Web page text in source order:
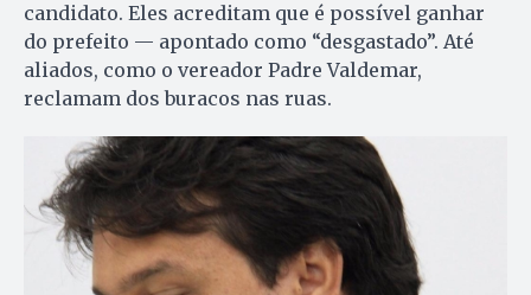
candidato. Eles acreditam que é possível ganhar
do prefeito — apontado como “desgastado”. Até
aliados, como o vereador Padre Valdemar,
reclamam dos buracos nas ruas.